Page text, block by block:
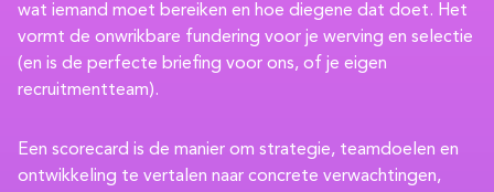
wat iemand moet bereiken en hoe diegene dat doet. Het
vormt de onwrikbare fundering voor je werving en selectie
(en is de perfecte briefing voor ons, of je eigen
recruitmentteam).
Een scorecard is de manier om strategie, teamdoelen en
ontwikkeling te vertalen naar concrete verwachtingen,